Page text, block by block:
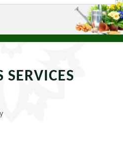
SERVICES